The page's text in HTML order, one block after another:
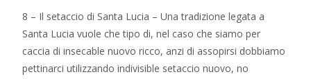
8 – Il setaccio di Santa Lucia – Una tradizione legata a
Santa Lucia vuole che tipo di, nel caso che siamo per
caccia di insecable nuovo ricco, anzi di assopirsi dobbiamo
pettinarci utilizzando indivisible setaccio nuovo, no